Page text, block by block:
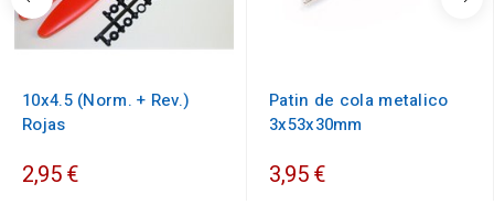
10x4.5 (Norm. + Rev.)
Rojas
2,95 €
Patin de cola metalico
3x53x30mm
3,95 €